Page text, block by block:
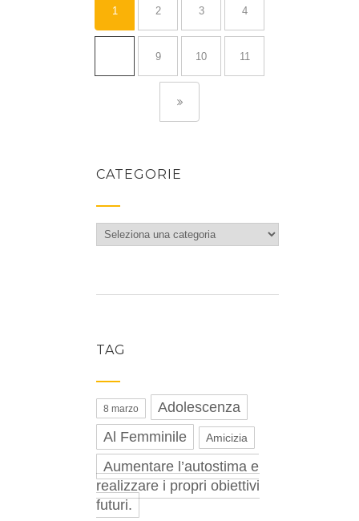
1 2 3 4
9 10 11
CATEGORIE
Categorie
TAG
8 marzo
Adolescenza
Al Femminile
Amicizia
Aumentare l’autostima e
realizzare i propri obiettivi
futuri.